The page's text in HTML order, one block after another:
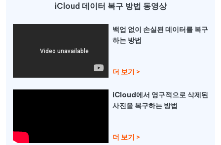
iCloud 데이터 복구 방법 동영상
백업 없이 손실된 데이터를 복구
하는 방법
더 보기 >
iCloud에서 영구적으로 삭제된
사진을 복구하는 방법
더 보기 >